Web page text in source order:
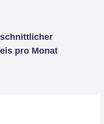
pro Monat